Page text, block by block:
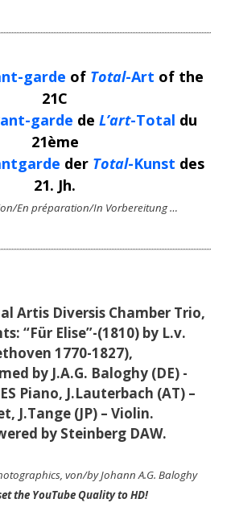
garde of Total-Art of the
21C
garde de L’art-Total du
21ème
der Total-Kunst des
21. Jh.
En préparation/In Vorbereitung …
Artis Diversis Chamber Trio,
“Für Elise”-(1810) by L.v.
1770-1827),
by J.A.G. Baloghy (DE) -
Piano, J.Lauterbach (AT) –
J.Tange (JP) – Violin.
by Steinberg DAW.
von/by Johann A.G. Baloghy
the YouTube Quality to HD!